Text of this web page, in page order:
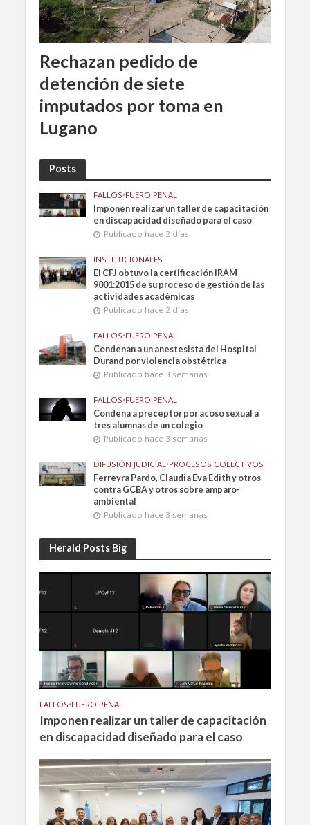
Rechazan pedido de
detención de siete
imputados por toma en
Lugano
Posts
FALLOS•FUERO PENAL
Imponen realizar un taller de capacitación
en discapacidad diseñado para el caso
Publicado hace 2 días
INSTITUCIONALES
El CFJ obtuvo la certificación IRAM
9001:2015 de su proceso de gestión de las
actividades académicas
Publicado hace 2 días
FALLOS•FUERO PENAL
Condenan a un anestesista del Hospital
Durand por violencia obstétrica
Publicado hace 3 semanas
FALLOS•FUERO PENAL
Condena a preceptor por acoso sexual a
tres alumnas de un colegio
Publicado hace 3 semanas
DIFUSIÓN JUDICIAL •PROCESOS COLECTIVOS
Ferreyra Pardo, Claudia Eva Edith y otros
contra GCBA y otros sobre amparo-
ambiental
Publicado hace 3 semanas
Herald Posts Big
FALLOS•FUERO PENAL
Imponen realizar un taller de capacitación
en discapacidad diseñado para el caso